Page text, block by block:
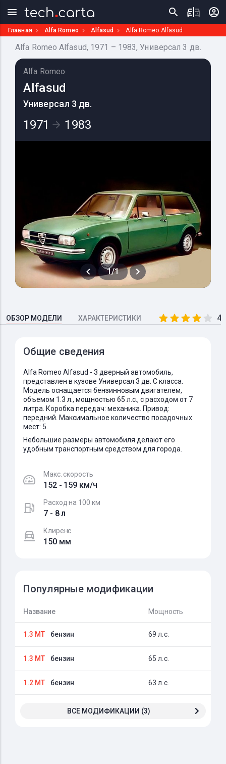
Главная Alfa Romeo Alfasud Alfa Romeo Alfasud
Alfa Romeo Alfasud, 1971 – 1983, Универсал 3 дв.
Alfa Romeo
Alfasud
Универсал 3 дв.
1971 1983
1/1
ОБЗОР МОДЕЛИ ХАРАКТЕРИСТИКИ
Общие сведения
Alfa Romeo Alfasud - 3 дверный автомобиль,
представлен в кузове Универсал 3 дв. C класса.
Модель оснащается бензинновым двигателем,
объемом 1.3 л., мощностью 65 л.с., с расходом от 7
литра. Коробка передач: механика. Привод:
передний. Максимальное количество посадочных
мест: 5.
Небольшие размеры автомобиля делают его
удобным транспортным средством для города.
Макс. скорость
152 - 159 км/ч
Расход на 100 км
7 - 8 л
Клиренс
150 мм
Популярные модификации
Название Мощность
1.3 MT бензин 69 л.с.
1.3 MT бензин 65 л.с.
1.2 MT бензин 63 л.с.
ВСЕ МОДИФИКАЦИИ (3)